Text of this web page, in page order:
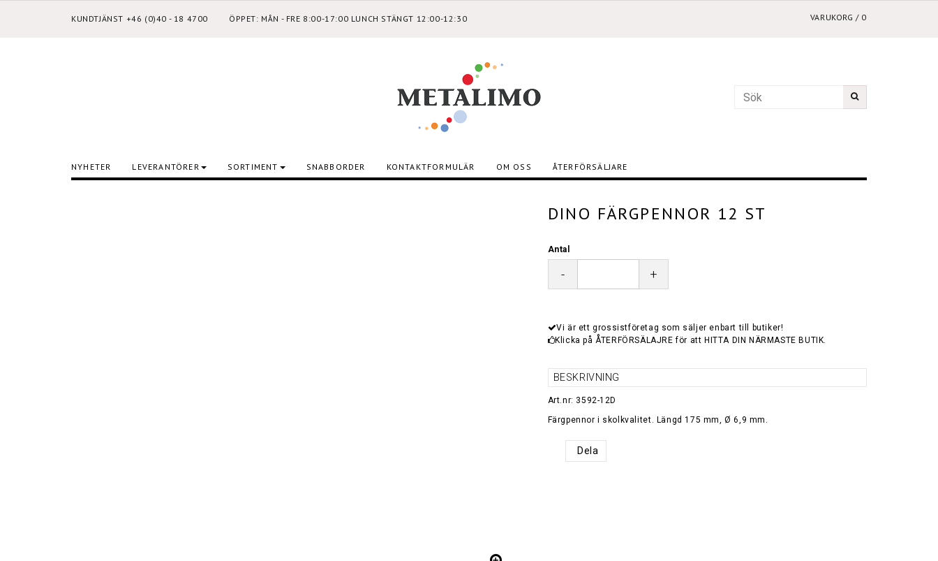
KUNDTJÄNST +46 (0)40 - 18 4700 ÖPPET: MÅN - FRE 8:00-17:00 LUNCH STÄNGT 12:00-12:30 VARUKORG / 0
NYHETER LEVERANTÖRER SORTIMENT SNABBORDER KONTAKTFORMULÄR OM OSS ÅTERFÖRSÄLJARE
DINO FÄRGPENNOR 12 ST
Antal
- +
Vi är ett grossistföretag som säljer enbart till butiker!
Klicka på ÅTERFÖRSÄLAJRE för att HITTA DIN NÄRMASTE BUTIK.
BESKRIVNING
Art.nr: 3592-12D
Färgpennor i skolkvalitet. Längd 175 mm, Ø 6,9 mm.
Dela